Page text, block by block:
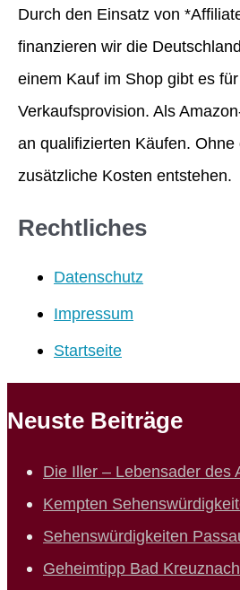
Durch den Einsatz von
finanzieren wir die
einem Kauf im Shop gibt es
Verkaufsprovision. Als
an qualifizierten Käufen. Ohne
zusätzliche Kosten entstehen.
Rechtliches
Datenschutz
Impressum
Startseite
Neuste Beiträge
Die Iller – Lebensader des
Kempten
Sehenswürdigkeiten
Geheimtipp Bad Kreuznach